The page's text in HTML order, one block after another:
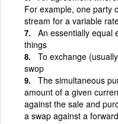
For example, one party
stream for a variable
An essentially equal
things
To exchange
swop
The simultaneous
amount of a given
against the sale and
a swap against a